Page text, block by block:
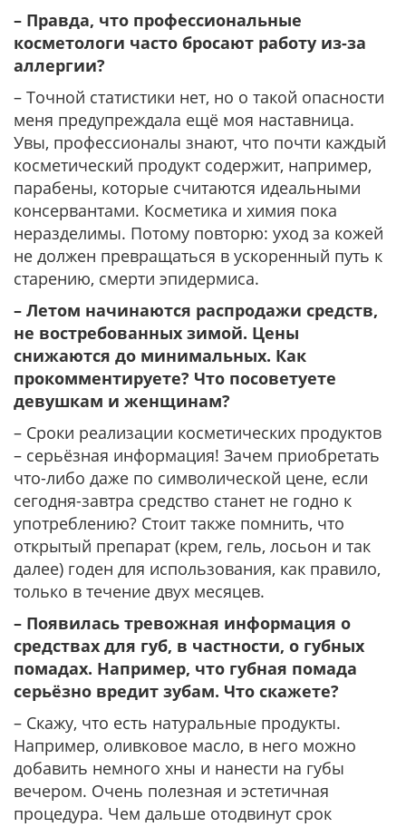
– Правда, что профессиональные
косметологи часто бросают работу из-за
аллергии?
– Точной статистики нет, но о такой опасности
меня предупреждала ещё моя наставница.
Увы, профессионалы знают, что почти каждый
косметический продукт содержит, например,
парабены, которые считаются идеальными
консервантами. Косметика и химия пока
неразделимы. Потому повторю: уход за кожей
не должен превращаться в ускоренный путь к
старению, смерти эпидермиса.
– Летом начинаются распродажи средств,
не востребованных зимой. Цены
снижаются до минимальных. Как
прокомментируете? Что посоветуете
девушкам и женщинам?
– Сроки реализации косметических продуктов
– серьёзная информация! Зачем приобретать
что-либо даже по символической цене, если
сегодня-завтра средство станет не годно к
употреблению? Стоит также помнить, что
открытый препарат (крем, гель, лосьон и так
далее) годен для использования, как правило,
только в течение двух месяцев.
– Появилась тревожная информация о
средствах для губ, в частности, о губных
помадах. Например, что губная помада
серьёзно вредит зубам. Что скажете?
– Скажу, что есть натуральные продукты.
Например, оливковое масло, в него можно
добавить немного хны и нанести на губы
вечером. Очень полезная и эстетичная
процедура. Чем дальше отодвинут срок